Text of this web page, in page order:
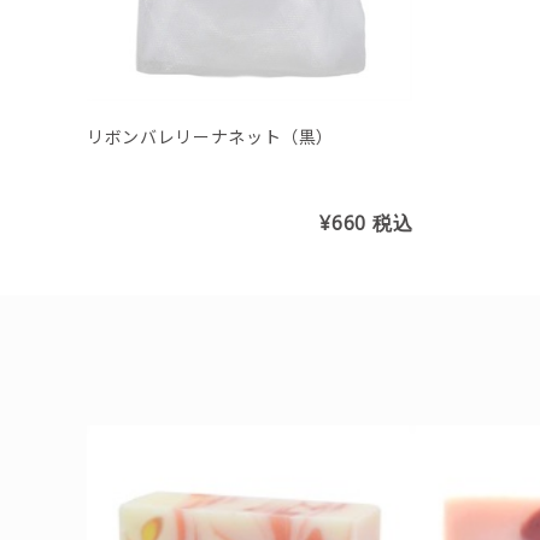
リボンバレリーナネット（黒）
¥660税込